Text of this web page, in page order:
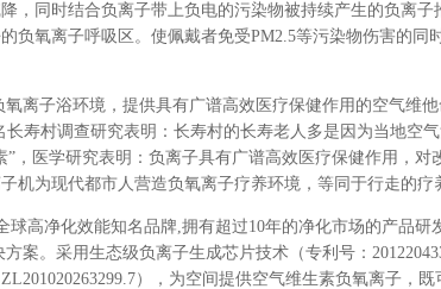
，同时结合负离子带上负电的污染物被持续产生的负离子
负氧离子呼吸区。使佩戴者免受PM2.5等污染物伤害的同
离子浴环境，提供具有广谱高效医疗保健作用的空气维
长寿村调查研究表明：长寿村的长寿老人多是因为当地空
，医学研究表明：负离子具有广谱高效医疗保健作用，对
机为现代都市人营造负氧离子疗养环境，等同于行走的疗
球高净化效能知名品牌,拥有超过10年的净化市场的产品研
案。 采用生态级负离子生成芯片技术（专利号：
ZL201020263299.7），为空间提供空气维生素负氧离子，既